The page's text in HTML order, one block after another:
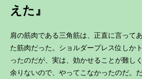
えた』
肩の筋肉である三角筋は、正直に言って
た筋肉だった。ショルダープレス位しか
ったのだが、実は、効かせることが難し
余りないので、やってこなかったのだ。